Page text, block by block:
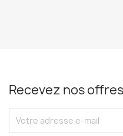
Recevez nos